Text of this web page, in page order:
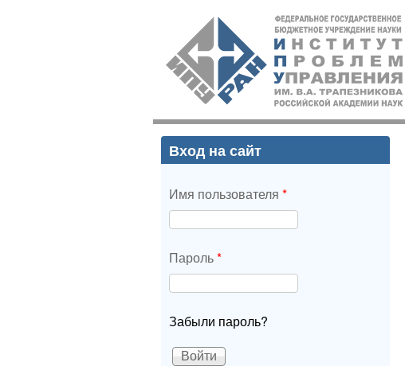
ИПУ
РАН
Вход на сайт
Имя пользователя *
Пароль*
Забыли пароль?